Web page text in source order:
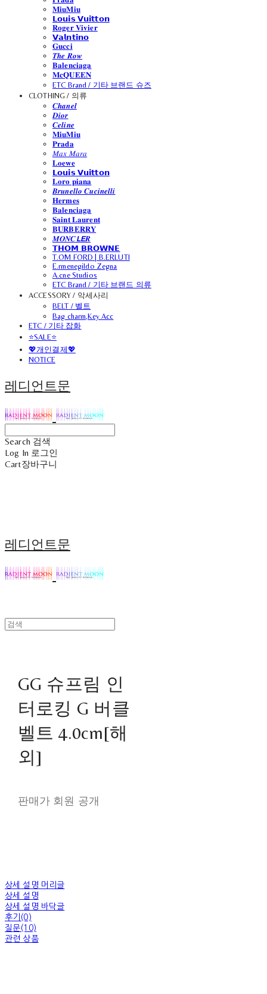
𝐌𝐢𝐮𝐌𝐢𝐮
𝗟𝗼𝘂𝗶𝘀 𝗩𝘂𝗶𝘁𝘁𝗼𝗻
𝐑𝐨𝐠𝐞𝐫 𝐕𝐢𝐯𝐢𝐞𝐫
𝗩𝗮𝗹𝗻𝘁𝗶𝗻𝗼
𝐆𝐮𝐜𝐜𝐢
𝑻𝒉𝒆 𝑹𝒐𝒘
𝐁𝐚𝐥𝐞𝐧𝐜𝐢𝐚𝐠𝐚
𝐌𝐜𝐐𝐔𝐄𝐄𝐍
ETC Brand / 기타 브랜드 슈즈
CLOTHING / 의류
𝑪𝒉𝒂𝒏𝒆𝒍
𝑫𝒊𝒐𝒓
𝑪𝒆𝒍𝒊𝒏𝒆
𝐌𝐢𝐮𝐌𝐢𝐮
𝐏𝐫𝐚𝐝𝐚
𝑀𝑎𝑥 𝑀𝑎𝑟𝑎
𝐋𝐨𝐞𝐰𝐞
𝗟𝗼𝘂𝗶𝘀 𝗩𝘂𝗶𝘁𝘁𝗼𝗻
𝐋𝐨𝐫𝐨 𝐩𝐢𝐚𝐧𝐚
𝑩𝒓𝒖𝒏𝒆𝒍𝒍𝒐 𝑪𝒖𝒄𝒊𝒏𝒆𝒍𝒍𝒊
𝐇𝐞𝐫𝐦𝐞𝐬
𝐁𝐚𝐥𝐞𝐧𝐜𝐢𝐚𝐠𝐚
𝐒𝐚𝐢𝐧𝐭 𝐋𝐚𝐮𝐫𝐞𝐧𝐭
𝐁𝐔𝐑𝐁𝐄𝐑𝐑𝐘
𝑴𝑶𝑵𝑪𝙇𝙀𝑹
𝗧𝗛𝗢𝗠 𝗕𝗥𝗢𝗪𝗡𝗘
T.OM FORD | B.ERLUTI
E.rmenegildo Zegna
A.cne Studios
ETC Brand / 기타 브랜드 의류
ACCESSORY / 악세사리
BELT / 벨트
Bag charm,Key Acc
ETC / 기타 잡화
⭐SALE⭐
💖개인결제💖
NOTICE
레디언트문
Search 검색
Log In 로그인
Cart장바구니
레디언트문
GG 슈프림 인
터로킹 G 버클
벨트 4.0cm[해
외]
판매가 회원 공개
상세 설명 머리글
상세 설명
상세 설명 바닥글
후기(0)
질문(10)
관련 상품